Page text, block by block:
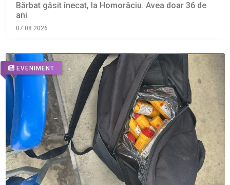
Bărbat găsit înecat, la Homorâciu. Avea doar 36 de
ani
07.08.2026
EVENIMENT